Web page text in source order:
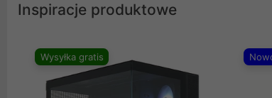
Inspiracje produktowe
Wysyłka gratis